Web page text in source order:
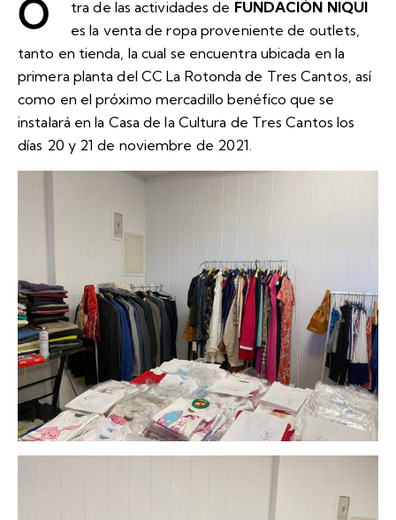
O tra de las actividades de FUNDACIÓN NIQUI
es la venta de ropa proveniente de outlets,
tanto en tienda, la cual se encuentra ubicada en la
primera planta del CC La Rotonda de Tres Cantos, así
como en el próximo mercadillo benéfico que se
instalará en la Casa de la Cultura de Tres Cantos los
días 20 y 21 de noviembre de 2021.